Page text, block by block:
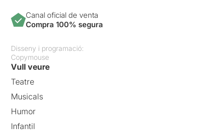
Canal oficial de venta
Compra 100% segura
Disseny i programació:
Copymouse
Vull veure
Teatre
Musicals
Humor
Infantil